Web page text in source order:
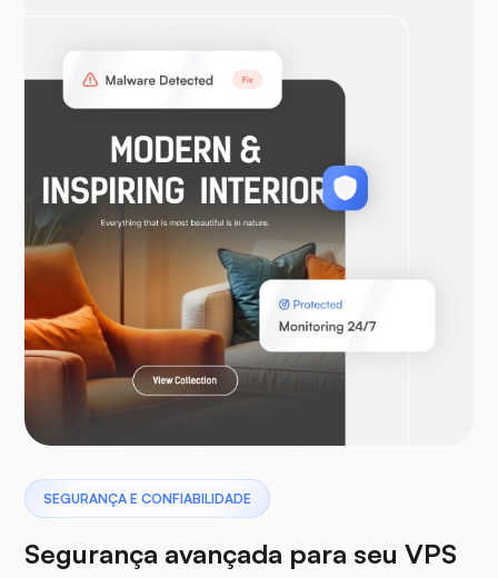
WooCommerce
Laravel
Pterodáctilo
SEGURANÇA E CONFIABILIDADE
Segurança avançada para seu VPS